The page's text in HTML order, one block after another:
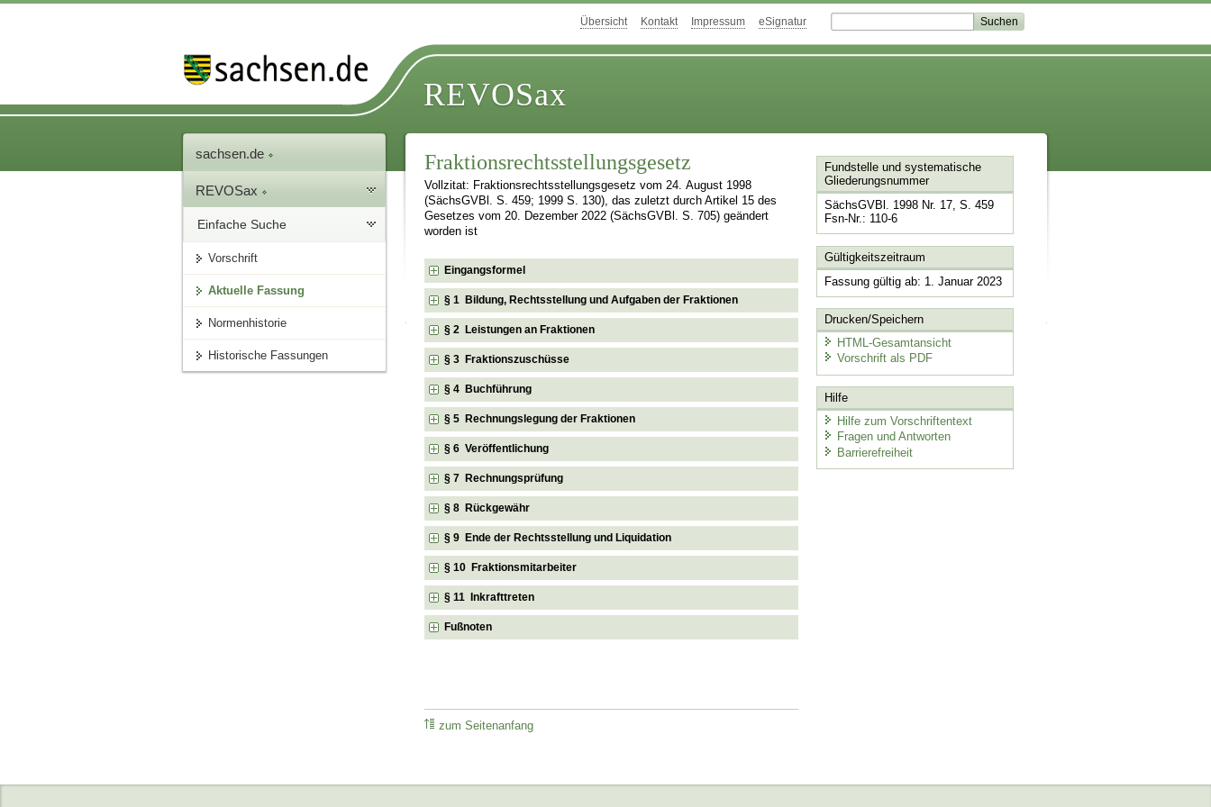
Übersicht Kontakt Impressum eSignatur
REVOSax
sachsen.de
REVOSax
Einfache Suche
Vorschrift
Aktuelle Fassung
Normenhistorie
Historische Fassungen
Fraktionsrechtsstellungsgesetz
Vollzitat: Fraktionsrechtsstellungsgesetz vom 24. August 1998
(SächsGVBl. S. 459; 1999 S. 130), das zuletzt durch Artikel 15 des
Gesetzes vom 20. Dezember 2022 (SächsGVBl. S. 705) geändert
worden ist
Eingangsformel
§ 1 Bildung, Rechtsstellung und Aufgaben der Fraktionen
§ 2 Leistungen an Fraktionen
§ 3 Fraktionszuschüsse
§ 4 Buchführung
§ 5 Rechnungslegung der Fraktionen
§ 6 Veröffentlichung
§ 7 Rechnungsprüfung
§ 8 Rückgewähr
§ 9 Ende der Rechtsstellung und Liquidation
§ 10 Fraktionsmitarbeiter
§ 11 Inkrafttreten
Fußnoten
zum Seitenanfang
Fundstelle und systematische
Gliederungsnummer
SächsGVBl. 1998 Nr. 17, S. 459
Fsn-Nr.: 110-6
Gültigkeitszeitraum
Fassung gültig ab: 1. Januar 2023
Drucken/Speichern
HTML-Gesamtansicht
Vorschrift als PDF
Hilfe
Hilfe zum Vorschriftentext
Fragen und Antworten
Barrierefreiheit